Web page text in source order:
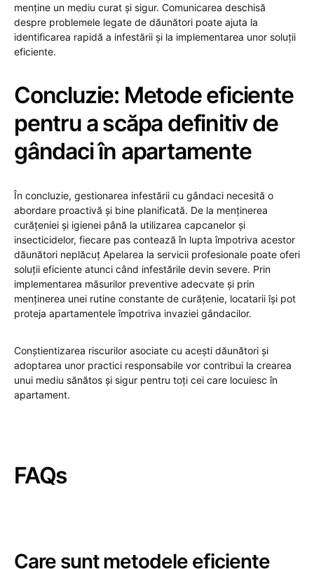
menține un mediu curat și sigur. Comunicarea deschisă
despre problemele legate de dăunători poate ajuta la
identificarea rapidă a infestării și la implementarea unor soluții
eficiente.
Concluzie: Metode eficiente
pentru a scăpa definitiv de
gândaci în apartamente
În concluzie, gestionarea infestării cu gândaci necesită o
abordare proactivă și bine planificată. De la menținerea
curățeniei și igienei până la utilizarea capcanelor și
insecticidelor, fiecare pas contează în lupta împotriva acestor
dăunători neplăcuț Apelarea la servicii profesionale poate oferi
soluții eficiente atunci când infestările devin severe. Prin
implementarea măsurilor preventive adecvate și prin
menținerea unei rutine constante de curățenie, locatarii își pot
proteja apartamentele împotriva invaziei gândacilor.
Conștientizarea riscurilor asociate cu acești dăunători și
adoptarea unor practici responsabile vor contribui la crearea
unui mediu sănătos și sigur pentru toți cei care locuiesc în
apartament.
FAQs
Care sunt metodele eficiente